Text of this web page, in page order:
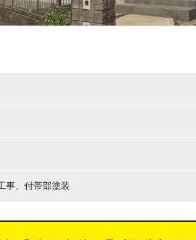
事、付帯部塗装